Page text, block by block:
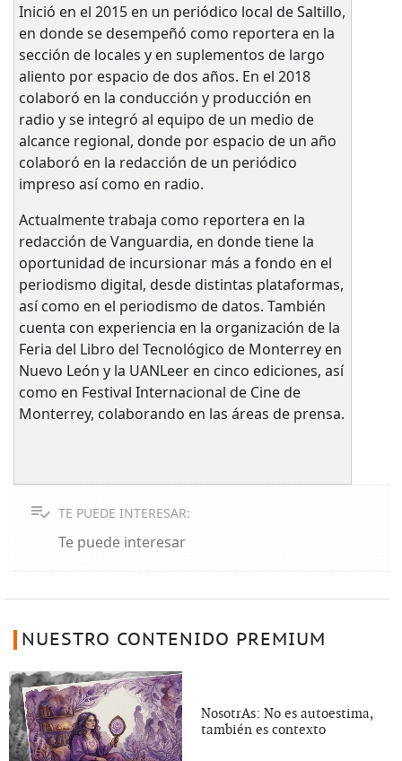
Inició en el 2015 en un periódico local de Saltillo,
en donde se desempeñó como reportera en la
sección de locales y en suplementos de largo
aliento por espacio de dos años. En el 2018
colaboró en la conducción y producción en
radio y se integró al equipo de un medio de
alcance regional, donde por espacio de un año
colaboró en la redacción de un periódico
impreso así como en radio.
Actualmente trabaja como reportera en la
redacción de Vanguardia, en donde tiene la
oportunidad de incursionar más a fondo en el
periodismo digital, desde distintas plataformas,
así como en el periodismo de datos. También
cuenta con experiencia en la organización de la
Feria del Libro del Tecnológico de Monterrey en
Nuevo León y la UANLeer en cinco ediciones, así
como en Festival Internacional de Cine de
Monterrey, colaborando en las áreas de prensa.
TE PUEDE INTERESAR:
Te puede interesar
NUESTRO CONTENIDO PREMIUM
NosotrAs: No es autoestima,
también es contexto